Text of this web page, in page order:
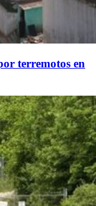
terremotos en